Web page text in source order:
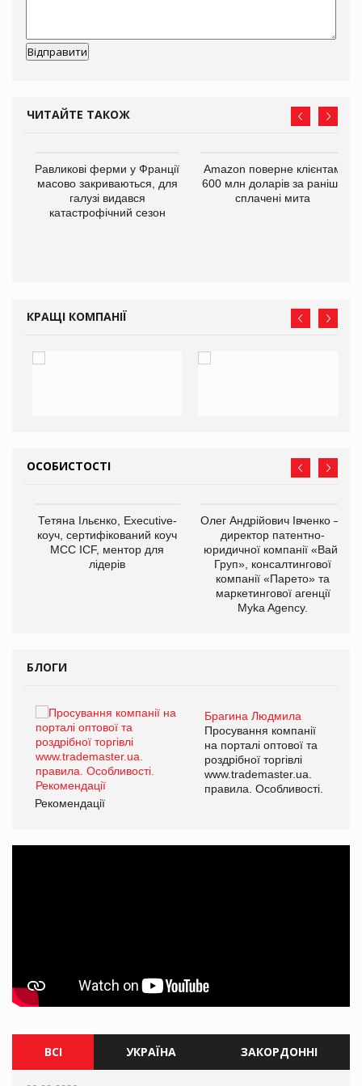
ЧИТАЙТЕ ТАКОЖ
Равликові ферми у Франції
масово закриваються, для
галузі видався
катастрофічний сезон
Amazon поверне клієнтам
600 млн доларів за раніше
сплачені мита
КРАЩІ КОМПАНІЇ
ОСОБИСТОСТІ
Тетяна Ільєнко, Executive-
коуч, сертифікований коуч
МСС ICF, ментор для
лідерів
Олег Андрійович Івченко —
директор патентно-
юридичної компанії «Вайз
Груп», консалтингової
компанії «Парето» та
маркетингової агенції
Myka Agency.
БЛОГИ
Брагина Людмила
Просування компанії
на порталі оптової та
роздрібної торгівлі
www.trademaster.ua.
правила. Особливості.
Рекомендації
ВСІ УКРАЇНА ЗАКОРДОННІ